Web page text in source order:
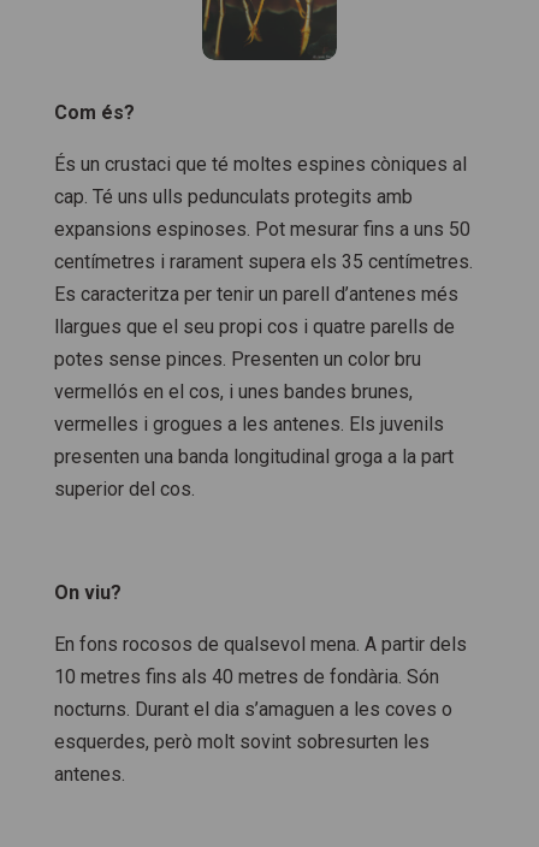
Com és?
És un crustaci que té moltes espines còniques al
cap. Té uns ulls pedunculats protegits amb
expansions espinoses. Pot mesurar fins a uns 50
centímetres i rarament supera els 35 centímetres.
Es caracteritza per tenir un parell d’antenes més
llargues que el seu propi cos i quatre parells de
potes sense pinces. Presenten un color bru
vermellós en el cos, i unes bandes brunes,
vermelles i grogues a les antenes. Els juvenils
presenten una banda longitudinal groga a la part
superior del cos.
On viu?
En fons rocosos de qualsevol mena. A partir dels
10 metres fins als 40 metres de fondària. Són
nocturns. Durant el dia s’amaguen a les coves o
esquerdes, però molt sovint sobresurten les
antenes.